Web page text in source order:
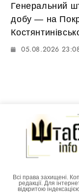
Генеральний
добу — на
05.08.2026
Всі права захищені.
редакції. Для
відкритою